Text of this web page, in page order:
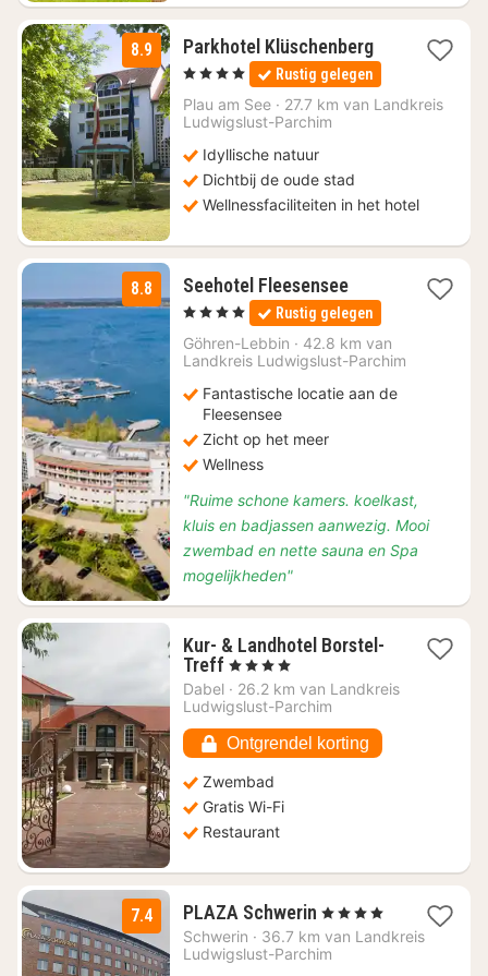
8.9 Parkhotel Klüschenberg1
nacht
vanaf
€
, 4 Sterren Rustig gelegen
Plau am See · 27.7 km van Landkreis
Ludwigslust-Parchim
Idyllische natuur
Dichtbij de oude stad
Wellnessfaciliteiten in het hotel
8.8 Seehotel Fleesensee1
nacht
vanaf
€
109
, 4 Sterren Rustig gelegen
Göhren-Lebbin · 42.8 km van
Landkreis Ludwigslust-Parchim
Fantastische locatie aan de
Fleesensee
Zicht op het meer
Wellness
"Ruime schone kamers. koelkast,
kluis en badjassen aanwezig. Mooi
zwembad en nette sauna en Spa
mogelijkheden"
Kur- & Landhotel Borstel-
Treff 1
nacht
vanaf
€
87,41
, 4 Sterren
Dabel · 26.2 km van Landkreis
Ludwigslust-Parchim
Ontgrendel korting
Zwembad
Gratis Wi-Fi
Restaurant
7.4 PLAZA Schwerin 1
nacht
vanaf
, 4 Sterren
Schwerin · 36.7 km van Landkreis
Ludwigslust-Parchim